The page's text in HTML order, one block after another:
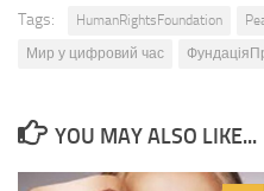
Tags: HumanRightsFoundation
Мир у цифровий час
YOU MAY ALSO LIKE...